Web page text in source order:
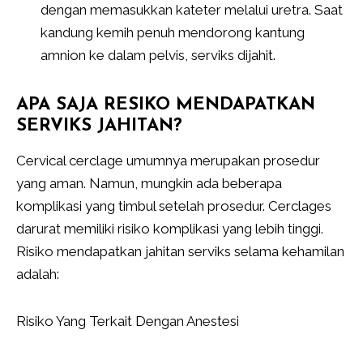
dengan memasukkan kateter melalui uretra. Saat
kandung kemih penuh mendorong kantung
amnion ke dalam pelvis, serviks dijahit.
APA SAJA RESIKO MENDAPATKAN
SERVIKS JAHITAN?
Cervical cerclage umumnya merupakan prosedur
yang aman. Namun, mungkin ada beberapa
komplikasi yang timbul setelah prosedur. Cerclages
darurat memiliki risiko komplikasi yang lebih tinggi.
Risiko mendapatkan jahitan serviks selama kehamilan
adalah:
Risiko Yang Terkait Dengan Anestesi